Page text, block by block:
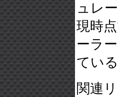
ュレ
現時
ーラ
てい
関連